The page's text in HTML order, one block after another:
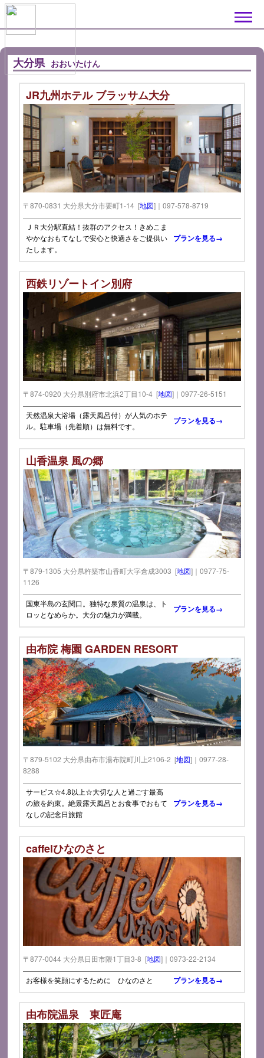
大分県 おおいたけん
JR九州ホテル ブラッサム大分
〒870-0831 大分県大分市要町1-14 [地図]｜097-578-8719
ＪＲ大分駅直結！抜群のアクセス！きめこま
やかなおもてなしで安心と快適さをご提供い
たします。
プランを見る→
西鉄リゾートイン別府
〒874-0920 大分県別府市北浜2丁目10-4 [地図]｜0977-26-5151
天然温泉大浴場（露天風呂付）が人気のホテ
ル。駐車場（先着順）は無料です。
プランを見る→
山香温泉 風の郷
〒879-1305 大分県杵築市山香町大字倉成3003 [地図]｜0977-75-
1126
国東半島の玄関口。独特な泉質の温泉は、ト
ロッとなめらか。大分の魅力が満載。
プランを見る→
由布院 梅園 GARDEN RESORT
〒879-5102 大分県由布市湯布院町川上2106-2 [地図]｜0977-28-
8288
サービス☆4.8以上☆大切な人と過ごす最高
の旅を約束。絶景露天風呂とお食事でおもて
なしの記念日旅館
プランを見る→
caffelひなのさと
〒877-0044 大分県日田市隈1丁目3-8 [地図]｜0973-22-2134
お客様を笑顔にするために ひなのさと プランを見る→
由布院温泉 東匠庵